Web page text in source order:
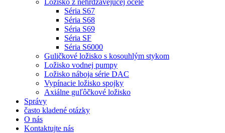
Ložisko z nehrdzavejúcej ocele
Séria S67
Séria S68
Séria S69
Séria SF
Séria S6000
Guličkové ložisko s kosouhlým stykom
Ložisko vodnej pumpy
Ložisko náboja série DAC
Vypínacie ložisko spojky
Axiálne guľôčkové ložisko
Správy
často kladené otázky
O nás
Kontaktujte nás